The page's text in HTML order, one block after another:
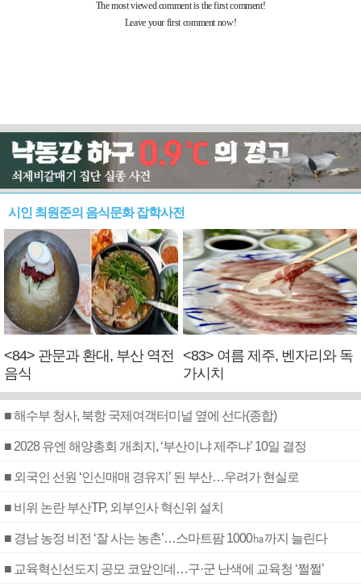
시인 최원준의 음식문화 잡학사전
<84> 관문과 환대, 부산 역전
음식
<83> 여름 제주, 벤자리와 독
가시치
■ 해수부 청사, 북항 국제여객터미널 옆에 선다(종합)
■ 2028 유엔 해양총회 개최지, ‘부산이냐 제주냐’ 10일 결정
■ 외국인 선원 ‘인신매매 경유지’ 된 부산…우려가 현실로
■ 비위 논란 부산TP, 외부인사 혁신위 설치
■ 경남 농정 비전 ‘잘 사는 농촌’…스마트팜 1000㏊까지 늘린다
■ 교육혁신선도지 공모 코앞인데…구·군 난색에 교육청 ‘쩔쩔’